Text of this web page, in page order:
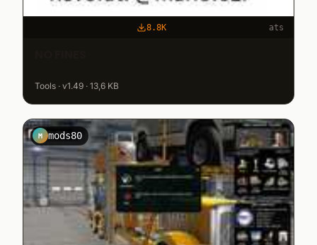
8.8K ats
Tools · v1.49 · 13,6 KB
M mods80